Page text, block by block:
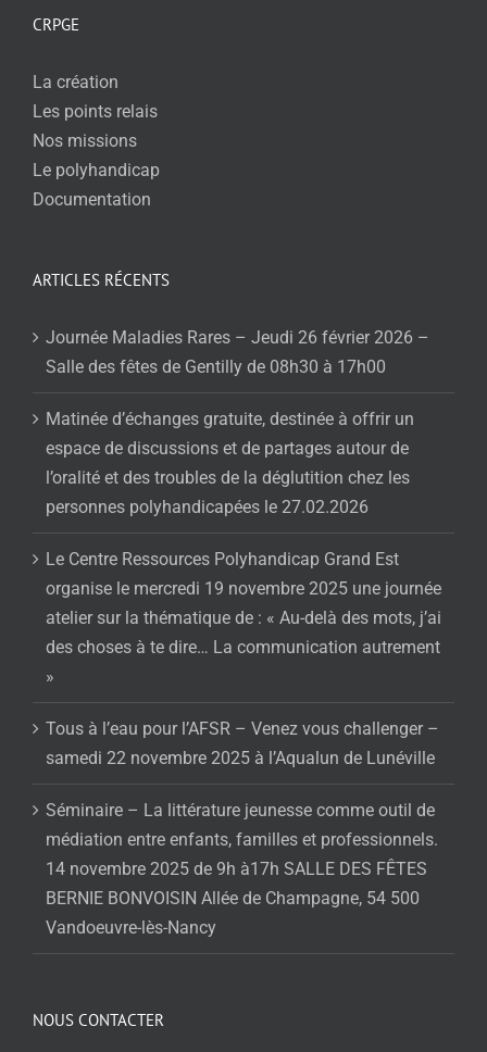
CRPGE
La création
Les points relais
Nos missions
Le polyhandicap
Documentation
ARTICLES RÉCENTS
Journée Maladies Rares – Jeudi 26 février 2026 –
Salle des fêtes de Gentilly de 08h30 à 17h00
Matinée d’échanges gratuite, destinée à offrir un
espace de discussions et de partages autour de
l’oralité et des troubles de la déglutition chez les
personnes polyhandicapées le 27.02.2026
Le Centre Ressources Polyhandicap Grand Est
organise le mercredi 19 novembre 2025 une journée
atelier sur la thématique de : « Au-delà des mots, j’ai
des choses à te dire… La communication autrement
»
Tous à l’eau pour l’AFSR – Venez vous challenger –
samedi 22 novembre 2025 à l’Aqualun de Lunéville
Séminaire – La littérature jeunesse comme outil de
médiation entre enfants, familles et professionnels.
14 novembre 2025 de 9h à17h SALLE DES FÊTES
BERNIE BONVOISIN Allée de Champagne, 54 500
Vandoeuvre-lès-Nancy
NOUS CONTACTER